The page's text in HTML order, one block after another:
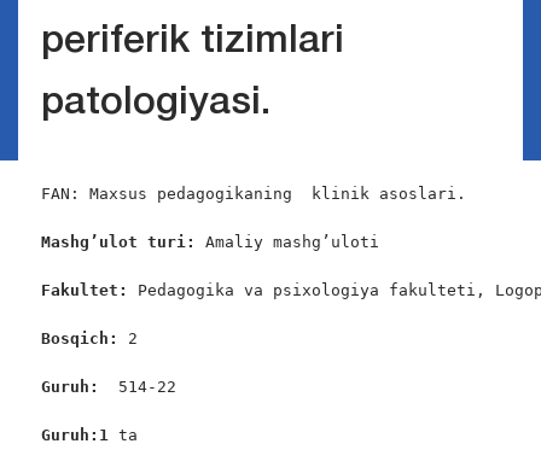
periferik tizimlari
patologiyasi.
FAN: Maxsus pedagogikaning  klinik asoslari.
Mashg’ulot turi: Amaliy mashg’uloti
Fakultet: Pedagogika va psixologiya fakulteti,
Bosqich: 2
Guruh: 514-22
Guruh:1